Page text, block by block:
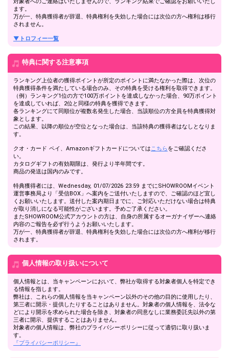
対象者へのご連絡はいたしませんので、ランキング結果でご確認をお願いいたし
ます。
万が一、特典獲得者が辞退、特典権利を失効した場合には次位の方へ権利は移行
されません。
▼トロフィー一覧
特典に関する注意事項
ランキング上位者の獲得ポイントが所定のポイントに満たなかった際は、次位の
特典獲得条件を満たしている場合のみ、その特典を受ける権利を取得できます。
（例）ランキング1位の方で100万ポイントを達成しなかった場合、90万ポイント
を達成していれば、2位と同様の特典を獲得できます。
各ランキングにて同順位が複数名発生した場合、当該順位の方全員を特典獲得対
象とします。
この結果、以降の順位が空位となった場合は、当該特典の獲得者はなしとなりま
す。
クオ・カード ペイ、Amazonギフトカードについてはこちらをご確認くださ
い。
カタログギフトの有効期限は、発行より半年間です。
商品の発送は国内のみです。
特典獲得者には、Wednesday, 01/07/2026 23:59 までにSHOWROOMイベント
運営事務局より「受信BOX」へ案内をご送付いたしますので、ご確認のほど宜し
くお願いいたします。送付した案内期日までに、ご対応いただけない場合は特典
が取り消しになる可能性がございます。予めご了承ください。
またSHOWROOM公式アカウントの方は、自身の所属するオーガナイザーへ連絡
内容のご報告を必ず行うようお願いいたします。
万が一、特典獲得者が辞退、特典権利を失効した場合には次位の方へ権利が移行
されます。
個人情報の取り扱いについて
個人情報とは、当キャンペーンにおいて、弊社が取得する対象者個人を特定でき
る情報を指します。
弊社は、これらの個人情報を当キャンペーン以外のその他の目的に使用したり、
第三者に開示・提供したりすることはありません。対象者の個人情報を、法令な
どにより開示を求められた場合を除き、対象者の同意なしに業務委託先以外の第
三者に開示、提供することはありません。
対象者の個人情報は、弊社のプライバシーポリシーに従って適切に取り扱いま
す。
『プライバシーポリシー』